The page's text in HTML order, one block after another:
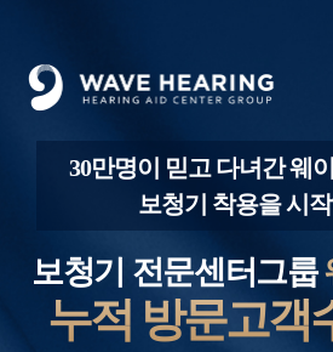
30만명이 믿고 다녀간 웨
보청기 착용을 시
보청기 전문센터그룹
누적 방문고객